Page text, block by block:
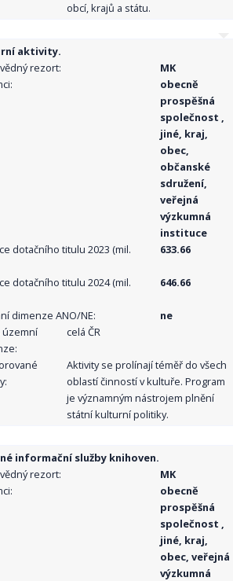
obcí, krajů a státu.
aktivity.
rezort:
MK
obecně
prospěšná
společnost ,
jiné, kraj,
obec,
občanské
sdružení,
veřejná
výzkumná
instituce
dotačního titulu 2023 (mil.
633.66
dotačního titulu 2024 (mil.
646.66
dimenze ANO/NE:
ne
územní
celá ČR
Aktivity se prolínají téměř do všech
oblastí činností v kultuře. Program
je významným nástrojem plnění
státní kulturní politiky.
informační služby knihoven.
rezort:
MK
obecně
prospěšná
společnost ,
jiné, kraj,
obec, veřejná
výzkumná